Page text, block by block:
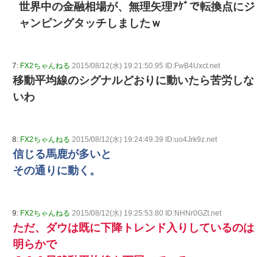
世界中の金融相場が、無理矢理ｱｹﾞで転換点にジ
ャンピングタッチしましたｗ
7: FX2ちゃんねる 2015/08/12(水) 19:21:50.95 ID:FwB4Uxct.net
移動平均線のシグナルどおりに動いたら苦労しな
いわ
8: FX2ちゃんねる 2015/08/12(水) 19:24:49.39 ID:uo4Jrk9z.net
信じる馬鹿が多いと
その通りに動く。
9: FX2ちゃんねる 2015/08/12(水) 19:25:53.80 ID:NHNr0GZt.net
ただ、ダウは既に下降トレンド入りしているのは
明らかで